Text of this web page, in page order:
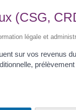
(CSG,
légale et
sur vos revenus